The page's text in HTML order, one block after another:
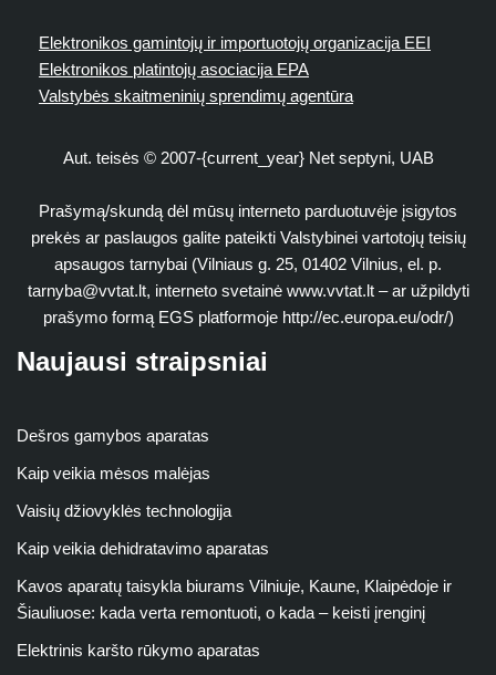
Elektronikos gamintojų ir importuotojų organizacija EEI
Elektronikos platintojų asociacija EPA
Valstybės skaitmeninių sprendimų agentūra
Aut. teisės © 2007-{current_year} Net septyni, UAB
Prašymą/skundą dėl mūsų interneto parduotuvėje įsigytos
prekės ar paslaugos galite pateikti Valstybinei vartotojų teisių
apsaugos tarnybai (Vilniaus g. 25, 01402 Vilnius, el. p.
tarnyba@vvtat.lt, interneto svetainė www.vvtat.lt – ar užpildyti
prašymo formą EGS platformoje http://ec.europa.eu/odr/)
Naujausi straipsniai
Dešros gamybos aparatas
Kaip veikia mėsos malėjas
Vaisių džiovyklės technologija
Kaip veikia dehidratavimo aparatas
Kavos aparatų taisykla biurams Vilniuje, Kaune, Klaipėdoje ir
Šiauliuose: kada verta remontuoti, o kada – keisti įrenginį
Elektrinis karšto rūkymo aparatas